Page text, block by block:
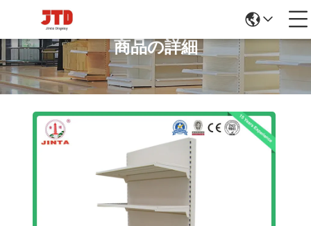
商品の詳細